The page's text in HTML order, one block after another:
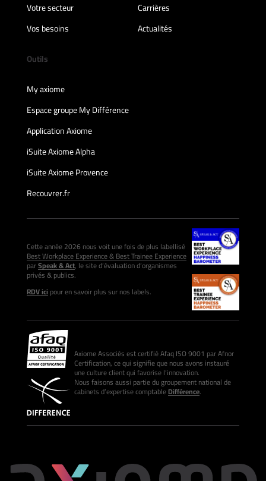
Votre secteur
Carrières
Vos besoins
Actualités
Outils
My axiome
Espace groupe My Différence
Application Axiome
iSuite Axiome Alpha
iSuite Axiome Provence
Recouvrer.fr
Cette année 2026 nous voit une fois de plus labellisé
Best Workplace Experience & Best Trainee Experience
parSpeak & Act, le site d’évaluation d’organismes
privés & publics.
RDV icipour en savoir plus sur nos labels.
Axiome Associés est certifié Afaq ISO 9001 par Afnor
Certification, ce qui signifie que nous avons instauré
une culture client qui favorise l’innovation.
Nous faisons aussi partie du groupement national de
cabinets d’expertise comptableDifférence.